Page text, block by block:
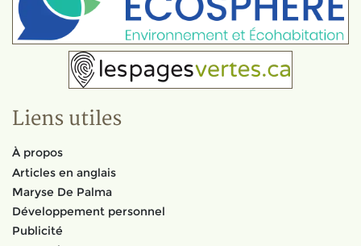
Liens utiles
À propos
Articles en anglais
Maryse De Palma
Développement personnel
Publicité